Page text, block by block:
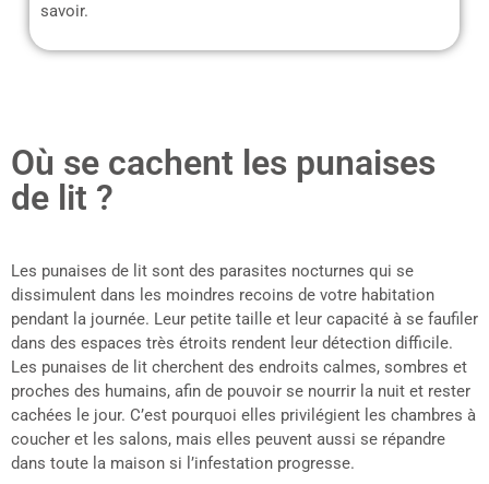
savoir.
Où se cachent les punaises
de lit ?
Les punaises de lit sont des parasites nocturnes qui se
dissimulent dans les moindres recoins de votre habitation
pendant la journée. Leur petite taille et leur capacité à se faufiler
dans des espaces très étroits rendent leur détection difficile.
Les punaises de lit cherchent des endroits calmes, sombres et
proches des humains, afin de pouvoir se nourrir la nuit et rester
cachées le jour. C’est pourquoi elles privilégient les chambres à
coucher et les salons, mais elles peuvent aussi se répandre
dans toute la maison si l’infestation progresse.